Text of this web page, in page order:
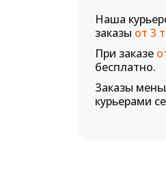
Наша
заказы от 3
При заказе
бесплатно.
Заказы
курьерами